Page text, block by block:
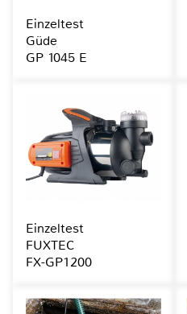
Einzeltest
Güde
GP 1045 E
Einzeltest
FUXTEC
FX-GP1200